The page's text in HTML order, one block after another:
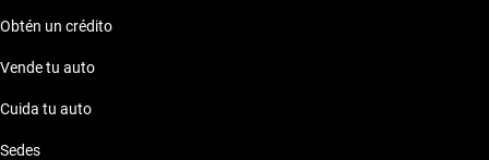
Obtén un crédito
Vende tu auto
Cuida tu auto
Sedes